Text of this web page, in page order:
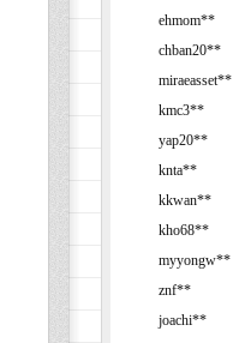
ehmom**
chban20**
miraeasset**
kmc3**
yap20**
knta**
kkwan**
kho68**
myyongw**
znf**
joachi**